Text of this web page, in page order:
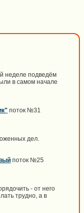
неделе подведём
в самом начале
поток №31
дел.
поток №25
- от него
трудно, а в